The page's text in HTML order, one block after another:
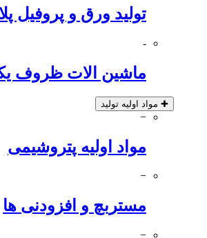
تولید ورق و پروفیل
-
ماشین الات ظروف
✚ مواد اولیه تولید
−
مواد اولیه پتروشیمی
−
مستربچ و افزودنی ها
−